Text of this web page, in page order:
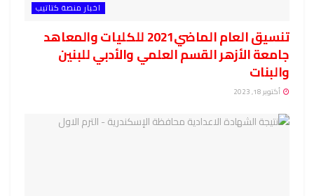
اخبار منصة كتاتيب
تنسيق العام الماضي2021 للكليات والمعاهد
جامعة الأزهر القسم العلمي والأدبي للبنين
والبنات
أكتوبر 18, 2023